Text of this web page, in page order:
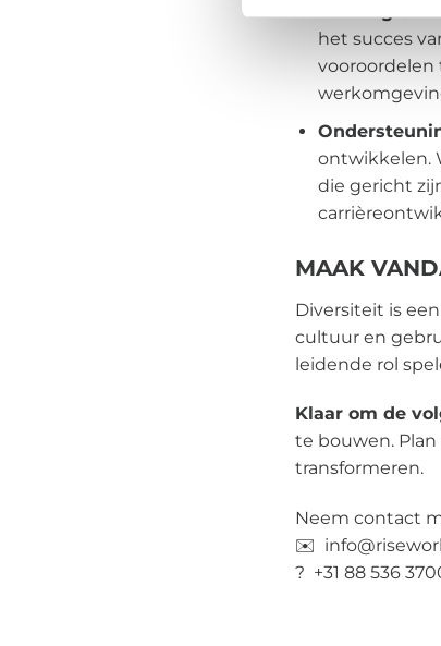
Training en
het succes
vooroordelen
ontwikkelen.
die gericht
MAAK
Diversiteit is
cultuur en
leidende rol
Klaar om de
te bouwen.
transformeren.
Neem contact
✉️
? +31 88 536